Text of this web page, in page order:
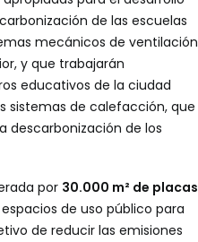
de las escuelas
mecánicos de ventilación
y que trabajarán
educativos de la ciudad
sistemas de calefacción, que
descarbonización de los
por 30.000 m² de placas
de uso público para
de reducir las emisiones